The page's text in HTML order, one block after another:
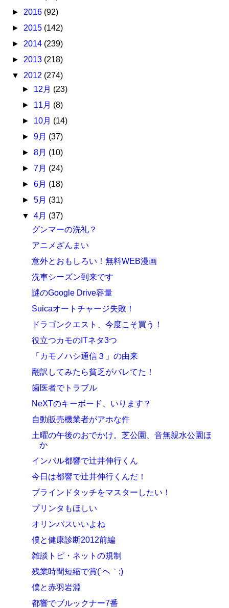
► 2016 (92)
► 2015 (142)
► 2014 (239)
► 2013 (218)
▼ 2012 (274)
► 12月 (23)
► 11月 (8)
► 10月 (14)
► 9月 (37)
► 8月 (10)
► 7月 (24)
► 6月 (18)
► 5月 (31)
▼ 4月 (37)
グンマーの洗礼？
アニメざんまい
意外とおもしろい！無料WEB漫画
洗車シーズン到来です
謎のGoogle Drive容量
Suicaオートチャージ失敗！
ドラゴンクエスト、今度こそ買う！
役立つカモのITネタ3つ
「カモノハシ通信３」の由来
翻訳してみたら貧乏がバレてた！
歯医者でトラブル
NeXTのキーボード、いります？
自動販売機業者がアホな件
土曜の午後のおでかけ。芝公園、音無親水公園ほ
か
インバル都響で辻井伸行くん
今日は都響で辻井伸行くんだ！
ブラインドタッチをマスターしたい！
プリンタもほしい
オリンパスいいよね
僕と健康診断2012前編
雑談トピ・ネットの規制
残業時間短縮で賞(´ヘ｀;)
僕と赤羽岩淵
都響でブルックナー7番